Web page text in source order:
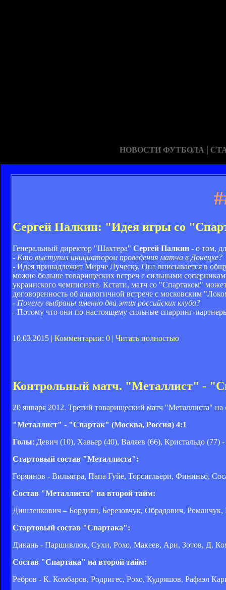
НОВОСТИ ФУТБОЛА |
Сергей Палкин: "Идея игры со
Генеральный директор "Шахтера" Сергей Палкин - о том,
- Кто выступил инициатором проведения матча в Донецке?
- Идея принадлежит Мирче Луческу. Она вписывается в
можно больше товарищеских встреч с сильными
украинского чемпионата. Кстати, матч со "Спартаком"
договоренность об аналогичной встрече с московским
- Почему выбраны именно два этих российских клуба?
- Потому что они по-настоящему сильные спарринг-
10.03.2015 | Комментарии: 0 | Читать полностью
Контрольный матч. "Металлист" -
20 января 2012. Третий товарищеский матч "Металлиста"
"Металлист" - "Спартак" (Москва, Россия) 4:1
Голы: Девич (10), Хавьер (40), Валяев (66), Кристальдо (77)
Стартовый состав "Металлиста":
Горяинов - Вильягра, Папа Гуйе, Торсигльери, Фининьо,
Состав "Металлиста" на второй тайм:
Дишленкович – Бордиян, Березовчук, Обрадович,
Стартовый состав "Спартака":
Дикань - Паршивлюк, Сухи, Рохо, Макеев, Ари, Зотов, Д.
Состав "Спартака" на второй тайм:
Ребров - К. Комбаров, Родригес, Рохо, Кудряшов, Рафаэл